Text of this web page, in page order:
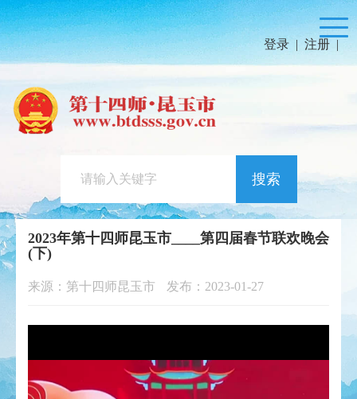
登录 | 注册 |
搜索
2023年第十四师昆玉市____第四届春节联欢晚会
(下)
来源：第十四师昆玉市 发布：2023-01-27